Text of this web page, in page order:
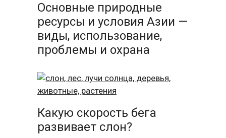
Основные природные
ресурсы и условия Азии —
виды, использование,
проблемы и охрана
Какую скорость бега
развивает слон?